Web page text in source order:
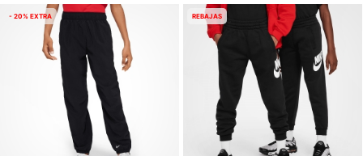
- 20% EXTRA REBAJAS